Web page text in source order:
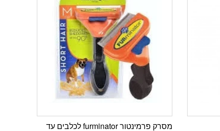
מסרק פרמינטור furminator לכלבים עד